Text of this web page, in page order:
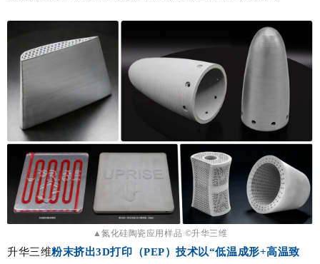
▲氮化硅陶瓷应用样品 ©升华三维
升华三维粉末挤出3D打印（PEP）技术以“低温成形+高温致